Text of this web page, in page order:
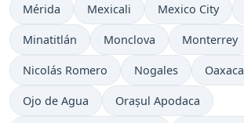
Mérida Mexicali Mexico City
Minatitlán Monclova Monterrey
Nicolás Romero Nogales Oaxaca
Ojo de Agua Orașul Apodaca